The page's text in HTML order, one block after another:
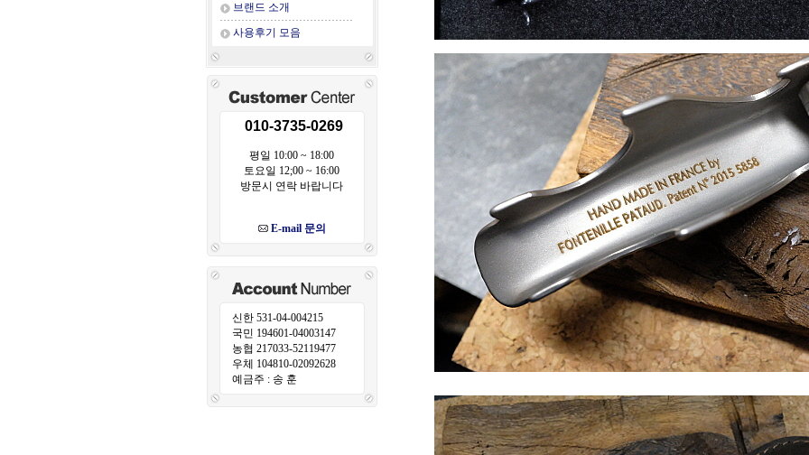
브랜드 소개
사용후기 모음
010-3735-0269
평일 10:00 ~ 18:00
토요일 12;00 ~ 16:00
방문시 연락 바랍니다
E-mail 문의
신한 531-04-004215
국민 194601-04003147
농협 217033-52119477
우체 104810-02092628
예금주 : 송 훈